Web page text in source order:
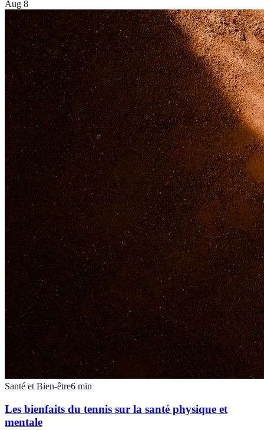
Aug 8
Santé et Bien-être6 min
Les bienfaits du tennis sur la santé physique et
mentale